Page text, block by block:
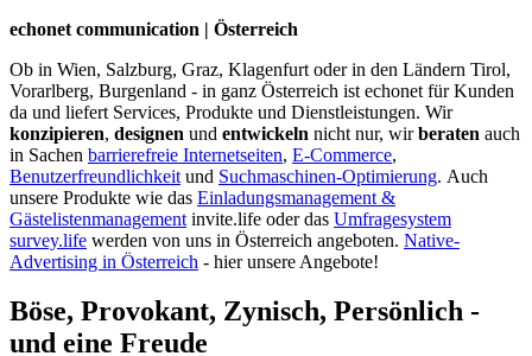
echonet communication | Österreich
Ob in Wien, Salzburg, Graz, Klagenfurt oder in den Ländern Tirol,
Vorarlberg, Burgenland - in ganz Österreich ist echonet für Kunden
da und liefert Services, Produkte und Dienstleistungen. Wir
konzipieren, designen und entwickeln nicht nur, wirberaten auch
in Sachen barrierefreie Internetseiten, E-Commerce,
Benutzerfreundlichkeit und Suchmaschinen-Optimierung. Auch
unsere Produkte wie das Einladungsmanagement &
Gästelistenmanagement invite.life oder das Umfragesystem
survey.life werden von uns in Österreich angeboten. Native-
Advertising in Österreich - hier unsere Angebote!
Böse, Provokant, Zynisch, Persönlich -
und eine Freude